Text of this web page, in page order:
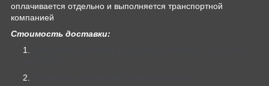
оплачивается отдельно и выполняется транспортной
компанией
Стоимость доставки: